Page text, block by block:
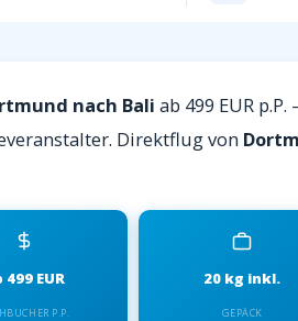
nach Bali ab 499 EUR
Direktflug von
499 EUR
P.P.
20 kg inkl.
GEPÄCK